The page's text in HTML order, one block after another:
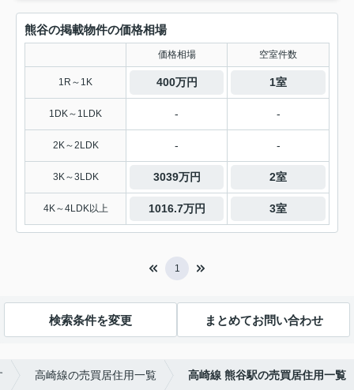
熊谷の掲載物件の価格相場
価格相場 空室件数
1R～1K 400万円 1室
1DK～1LDK - -
2K～2LDK - -
3K～3LDK 3039万円 2室
4K～4LDK以上 1016.7万円 3室
1
検索条件を変更 まとめてお問い合わせ
高崎線の売買居住用一覧 高崎線 熊谷駅の売買居住用一覧